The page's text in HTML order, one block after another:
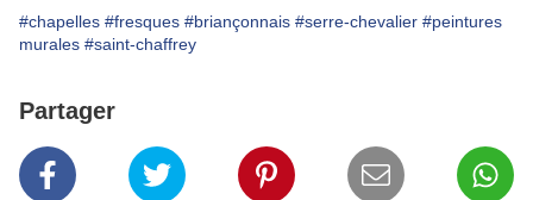
#chapelles #fresques #briançonnais #serre-chevalier #peintures
murales #saint-chaffrey
Partager